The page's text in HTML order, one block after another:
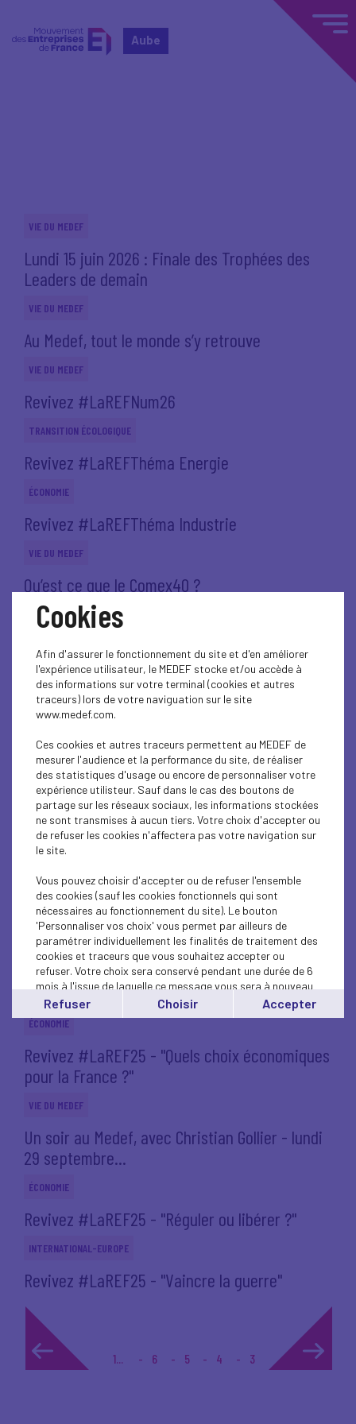
Aube
VIE DU MEDEF
Lundi 15 juin 2026 : Finale des Trophées des
Leaders de demain
VIE DU MEDEF
Au Medef, tout le monde s’y retrouve
VIE DU MEDEF
Revivez #LaREFNum26
TRANSITION ÉCOLOGIQUE
Revivez #LaREFThéma Energie
ÉCONOMIE
Revivez #LaREFThéma Industrie
VIE DU MEDEF
Qu’est ce que le Comex40 ?
VIE DU MEDEF
Un soir au Medef, avec Chloé Morin - mardi 9
décembre 2025 de...
VIE DU MEDEF
Trophées des Leaders...
VIE DU MEDEF
Revivez #LaREF25 - "La France peut-elle
rester dans le jeu ?"
Faisons gagner la France : mobilisation
générale des entrepreneurs...
VIE DU MEDEF
Revivez #LaREF25 - "Il faut sauver le débat
public !"
ÉCONOMIE
Revivez #LaREF25 - "Quels choix économiques
pour la France ?"
VIE DU MEDEF
Un soir au Medef, avec Christian Gollier - lundi
29 septembre...
ÉCONOMIE
Revivez #LaREF25 - "Réguler ou libérer ?"
INTERNATIONAL-EUROPE
Revivez #LaREF25 - "Vaincre la guerre"
1... 6 5 4 3
Cookies
Afin d'assurer le fonctionnement du site et d'en améliorer
l'expérience utilisateur, le MEDEF stocke et/ou accède à
des informations sur votre terminal (cookies et autres
traceurs) lors de votre naviguation sur le site
www.medef.com.
Ces cookies et autres traceurs permettent au MEDEF de
mesurer l'audience et la performance du site, de réaliser
des statistiques d'usage ou encore de personnaliser votre
expérience utilisteur. Sauf dans le cas des boutons de
partage sur les réseaux sociaux, les informations stockées
ne sont transmises à aucun tiers. Votre choix d'accepter ou
de refuser les cookies n'affectera pas votre navigation sur
le site.
Vous pouvez choisir d'accepter ou de refuser l'ensemble
des cookies (sauf les cookies fonctionnels qui sont
nécessaires au fonctionnement du site). Le bouton
'Personnaliser vos choix' vous permet par ailleurs de
paramétrer individuellement les finalités de traitement des
cookies et traceurs que vous souhaitez accepter ou
refuser. Votre choix sera conservé pendant une durée de 6
mois à l'issue de laquelle ce message vous sera à nouveau
affiché..
Vous pouvez modifier votre choix à tout moment en
cliquant sur le lien
Refuser Choisir Accepter